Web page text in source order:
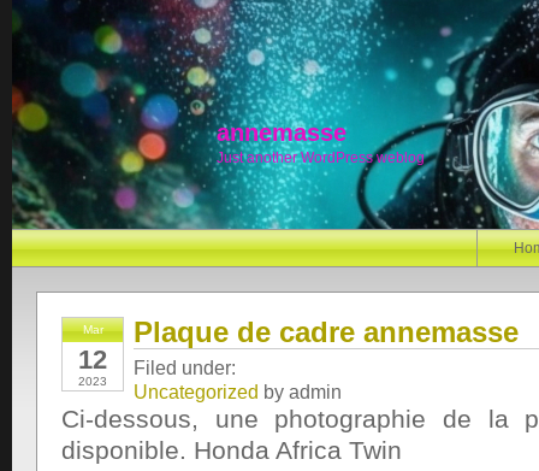
annemasse
Just another WordPress weblog
Mar
12
2023
Plaque de cadre annemasse
Filed under:
Uncategorized by admin
Ci-dessous, une photographie de la
disponible. Honda Africa Twin